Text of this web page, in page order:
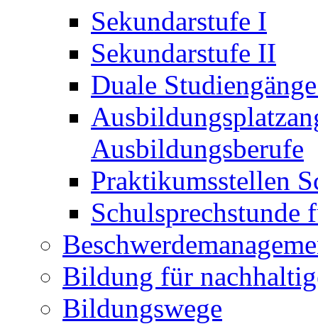
Sekundarstufe I
Sekundarstufe II
Duale
Ausbildungsberufe
Praktikumsstellen
Schulsprechstunde
Bildung für
Bildungswege